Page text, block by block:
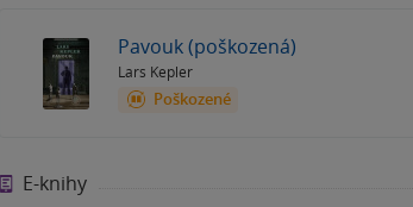
Pavouk (poškozená)
Lars Kepler
Poškozené
E-knihy